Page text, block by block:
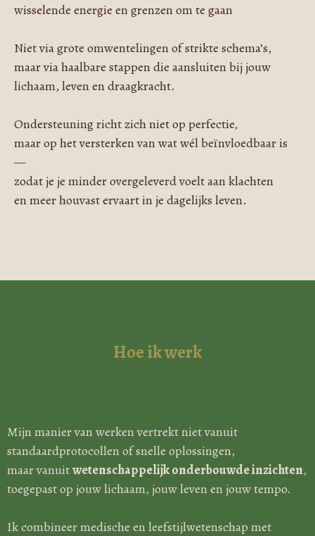
wisselende energie en grenzen om te gaan
Niet via grote omwentelingen of strikte schema’s,
maar via haalbare stappen die aansluiten bij jouw
lichaam, leven en draagkracht.
Ondersteuning richt zich niet op perfectie,
maar op het versterken van wat wél beïnvloedbaar is
—
zodat je je minder overgeleverd voelt aan klachten
en meer houvast ervaart in je dagelijks leven.
Hoe ik werk
Mijn manier van werken vertrekt niet vanuit
standaardprotocollen of snelle oplossingen,
maar vanuitwetenschappelijk onderbouwde inzichten,
toegepast op jouw lichaam, jouw leven en jouw tempo.
Ik combineer medische en leefstijlwetenschap met